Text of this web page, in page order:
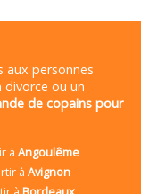
aux personnes
divorce ou un
de copains pour
àAngoulême
à Avignon